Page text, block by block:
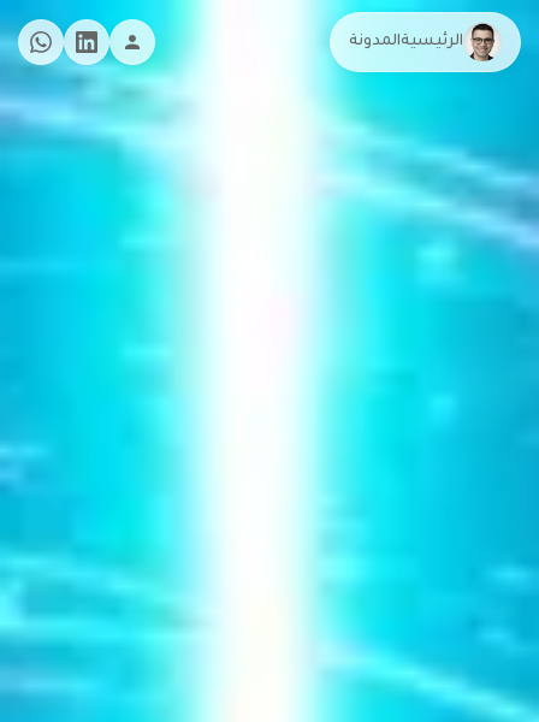
الرئيسيةالمدونة